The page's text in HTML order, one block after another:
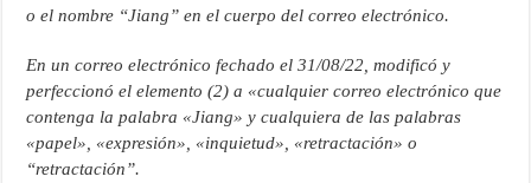
o el nombre “Jiang” en el cuerpo del correo electrónico.
En un correo electrónico fechado el 31/08/22, modificó y
perfeccionó el elemento (2) a «cualquier correo electrónico que
contenga la palabra «Jiang» y cualquiera de las palabras
«papel», «expresión», «inquietud», «retractación» o
“retractación”.